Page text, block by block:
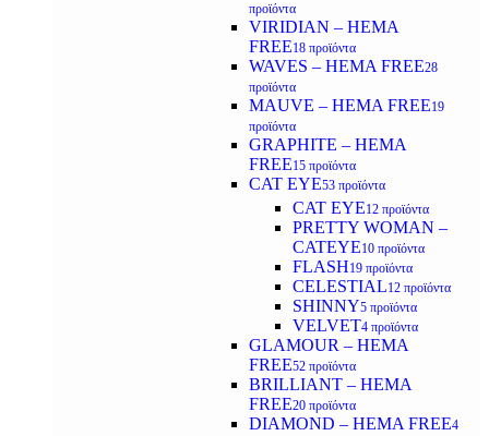
προϊόντα
VIRIDIAN – HEMA
FREE18 προϊόντα
WAVES – HEMA FREE28
προϊόντα
MAUVE – HEMA FREE19
προϊόντα
GRAPHITE – HEMA
FREE15 προϊόντα
CAT EYE53 προϊόντα
CAT EYE12 προϊόντα
PRETTY WOMAN –
CATEYE10 προϊόντα
FLASH19 προϊόντα
CELESTIAL12 προϊόντα
SHINNY5 προϊόντα
VELVET4 προϊόντα
GLAMOUR – HEMA
FREE52 προϊόντα
BRILLIANT – HEMA
FREE20 προϊόντα
DIAMOND – HEMA FREE4